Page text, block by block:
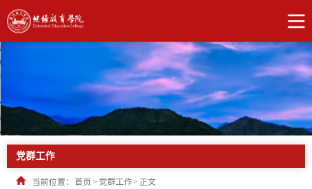
党群工作
当前位置： 首页 > 党群工作> 正文